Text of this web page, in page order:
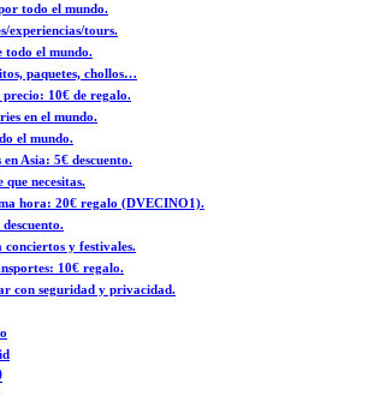
todo el mundo.
experiencias/tours.
todo el mundo.
paquetes, chollos…
10€ de regalo.
en el mundo.
el mundo.
Asia: 5€ descuento.
necesitas.
hora: 20€ regalo (DVECINO1).
y festivales.
10€ regalo.
con seguridad y privacidad.